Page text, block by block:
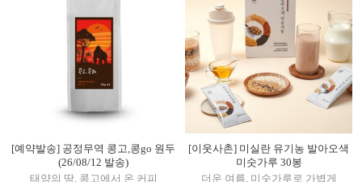
[예약발송] 공정무역 콩고,콩go 원두
(26/08/12 발송)
태양의 땅, 콩고에서 온 커피
[이웃사촌] 미실란 유기농 발아오색
미숫가루 30봉
더운 여름, 미숫가루로 가볍게